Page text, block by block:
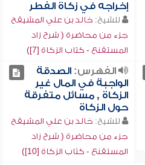
إخراجه في زكاة الفطر
للشيخ: خالد بن علي المشيقح
جزء من محاضرة ( شرح زاد
المستقنع - كتاب الزكاة [7])
الفهرس:الصدقة
الواجبة في المال غير
الزكاة , مسائل متفرقة
حول الزكاة
للشيخ: خالد بن علي المشيقح
جزء من محاضرة ( شرح زاد
المستقنع - كتاب الزكاة [10])